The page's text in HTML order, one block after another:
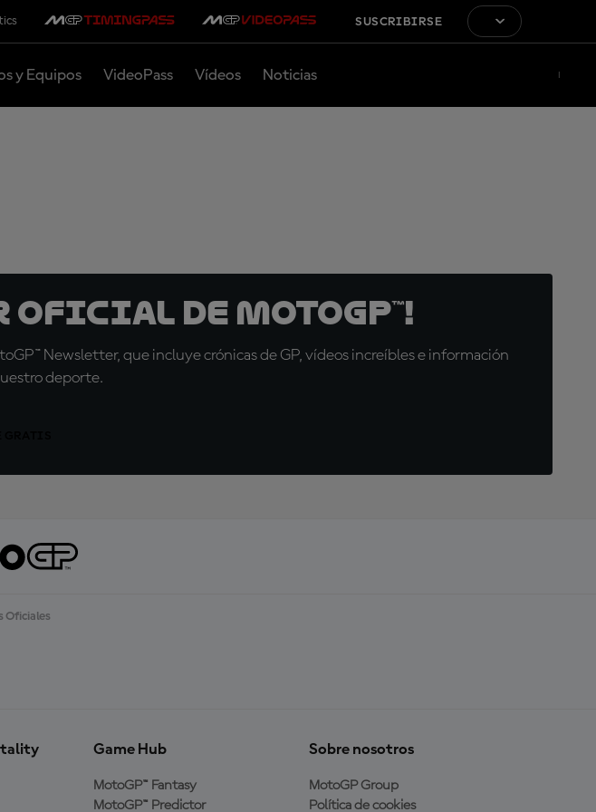
SUSCRIBIRSE
y Equipos VideoPass Vídeos Noticias
de MotoGP™!
Newsletter, que incluye crónicas de GP, vídeos increíbles e información
deporte.
Oficiales
Game Hub
MotoGP™ Fantasy
MotoGP™ Predictor
Sobre nosotros
MotoGP Group
Política de cookies